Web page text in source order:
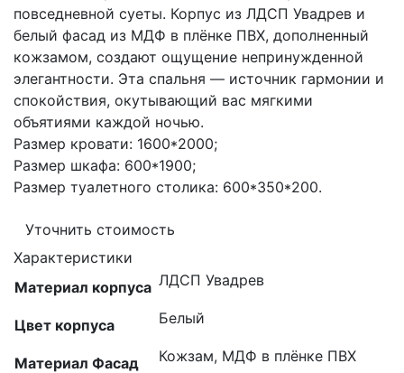
повседневной суеты. Корпус из ЛДСП Увадрев и
белый фасад из МДФ в плёнке ПВХ, дополненный
кожзамом, создают ощущение непринужденной
элегантности. Эта спальня — источник гармонии и
спокойствия, окутывающий вас мягкими
объятиями каждой ночью.
Размер кровати: 1600*2000;
Размер шкафа: 600*1900;
Размер туалетного столика: 600*350*200.
Уточнить стоимость
Характеристики
Материал корпуса ЛДСП Увадрев
Цвет корпуса Белый
Материал Фасад Кожзам, МДФ в плёнке ПВХ